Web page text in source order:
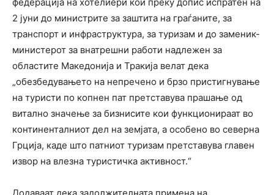
2 јуни до министрите за заштита на граѓаните, за
транспорт и инфраструктура, за туризам и до заменик-
министерот за внатрешни работи надлежен за
областите Македонија и Тракија велат дека
„обезбедувањето на непречено и брзо пристигнување
на туристи по копнен пат претставува прашање од
витално значење за бизнисите кои функционираат во
континенталниот дел на земјата, а особено во северна
Грција, каде што патниот туризам претставува главен
извор на влезна туристичка активност.“